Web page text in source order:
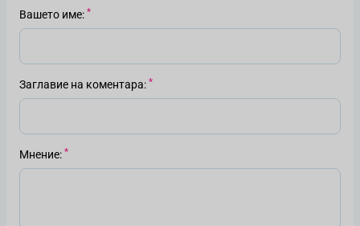
Вашето име
Заглавие на коментара
Мнение